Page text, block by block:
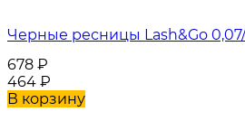
Черные ресницы Lash&Go
678 ₽
464 ₽
В корзину